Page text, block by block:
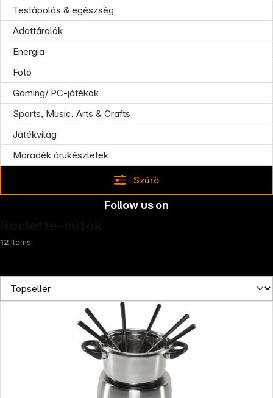
Testápolás & egészség
Adattárolók
Energia
Fotó
Gaming/ PC-játékok
Sports, Music, Arts & Crafts
Játékvilág
Maradék árukészletek
Szűrő
12 Items
Follow us on